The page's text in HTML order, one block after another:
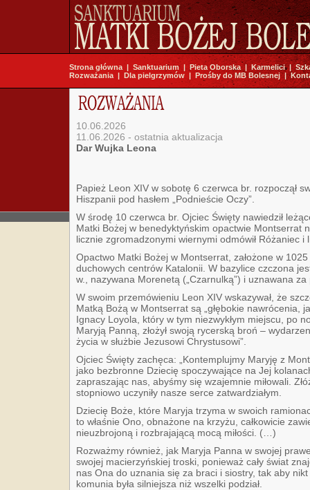
Strona główna | Sanktuarium|Pieta Oborska|Karmelici|
Rozważania | Dla pielgrzymów | Prośby do MB Bolesnej|
10.06.2026
11.06.2026 - ostatnia aktualizacja
Dar Wujka Leona
Papież Leon XIV w sobotę 6 czerwca br. rozpoczął
Hiszpanii pod hasłem „Podnieście Oczy”.
W środę 10 czerwca br. Ojciec Święty nawiedził
Matki Bożej w benedyktyńskim opactwie Montserrat
licznie zgromadzonymi wiernymi odmówił Różaniec i
Opactwo Matki Bożej w Montserrat, założone w
duchowych centrów Katalonii. W bazylice czczona
w., nazywana Morenetą („Czarnulką”) i uznawana
W swoim przemówieniu Leon XIV wskazywał, że
Matką Bożą w Montserrat są „głębokie nawrócenia,
Ignacy Loyola, który w tym niezwykłym miejscu, po
Maryją Panną, złożył swoją rycerską broń –
życia w służbie Jezusowi Chrystusowi”.
Ojciec Święty zachęca: „Kontemplujmy Maryję z
jako bezbronne Dziecię spoczywające na Jej
zapraszając nas, abyśmy się wzajemnie miłowali.
stopniowo uczyniły nasze serce zatwardziałym.
Dziecię Boże, które Maryja trzyma w swoich
to właśnie Ono, obnażone na krzyżu, całkowicie
nieuzbrojoną i rozbrajającą mocą miłości. (…)
Rozważmy również, jak Maryja Panna w swojej
swojej macierzyńskiej troski, ponieważ cały świat
nas Ona do uznania się za braci i siostry, tak aby
komunia była silniejsza niż wszelki podział.